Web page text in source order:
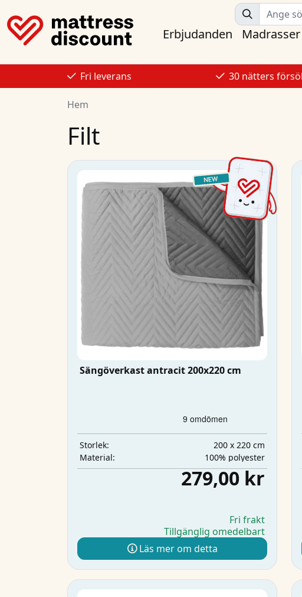
Erbjudanden Madrasser
Fri leverans 30 nätters
Hem
Filt
Sängöverkast antracit 200x220 cm
Storlek:
200 x 220 cm
Material:
100% polyester
279,00 kr
Fri frakt
Tillgänglig omedelbart
Läs mer om detta